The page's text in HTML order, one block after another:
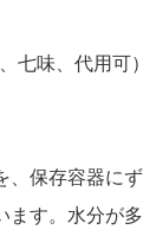
七味、代用可）